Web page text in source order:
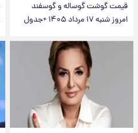
قیمت گوشت گوساله و گوسفند
امروز شنبه ۱۷ مرداد ۱۴۰۵ +جدول